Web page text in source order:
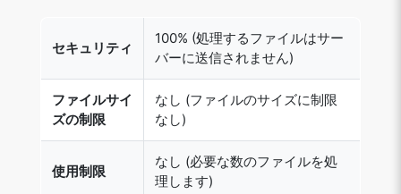
バーに送信されません)
ファイルサイ
ズの制限
なし (ファイルのサイズに制限
なし)
なし (必要な数のファイルを処
理します)